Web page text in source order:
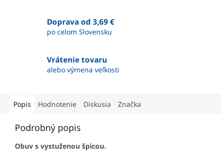
Doprava od 3,69 €
po celom Slovensku
Vrátenie tovaru
alebo výmena veľkosti
Popis Hodnotenie Diskusia Značka
Podrobný popis
Obuv s vystuženou špicou.